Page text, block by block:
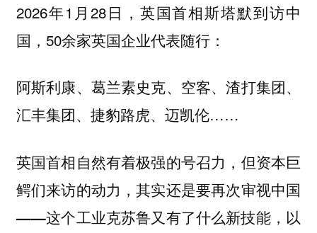
2026年1月28日，英国首相斯塔默到访中
国，50余家英国企业代表随行：
阿斯利康、葛兰素史克、空客、渣打集团、
汇丰集团、捷豹路虎、迈凯伦……
英国首相自然有着极强的号召力， 但资本巨
鳄们来访的动力，其实还是要再次审视中国
——这个工业克苏鲁又有了什么新技能，以